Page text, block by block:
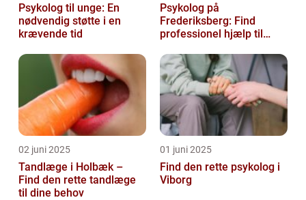
Psykolog til unge: En
nødvendig støtte i en
krævende tid
Psykolog på
Frederiksberg: Find
professionel hjælp til
02 juni 2025
Tandlæge i Holbæk –
Find den rette tandlæge
til dine behov
01 juni 2025
Find den rette psykolog i
Viborg